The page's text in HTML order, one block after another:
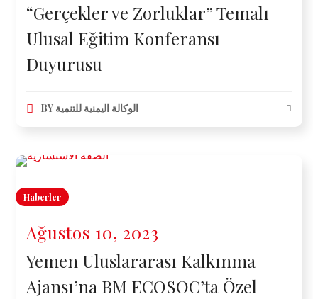
“Gerçekler ve Zorluklar” Temalı
Ulusal Eğitim Konferansı
Duyurusu
BY الوكالة اليمنية للتنمية
Haberler
Ağustos 10, 2023
Yemen Uluslararası Kalkınma
Ajansı’na BM ECOSOC’ta Özel